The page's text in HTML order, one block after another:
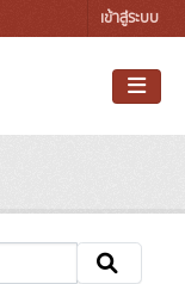
เข้าสู่ระบบ